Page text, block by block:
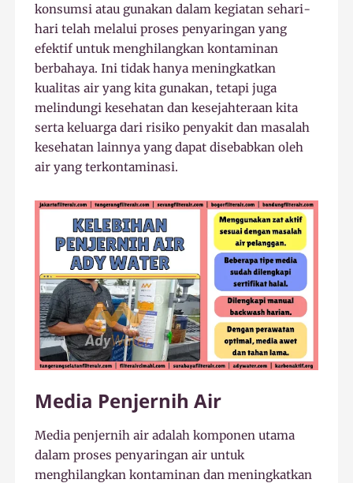
konsumsi atau gunakan dalam kegiatan sehari-
hari telah melalui proses penyaringan yang
efektif untuk menghilangkan kontaminan
berbahaya. Ini tidak hanya meningkatkan
kualitas air yang kita gunakan, tetapi juga
melindungi kesehatan dan kesejahteraan kita
serta keluarga dari risiko penyakit dan masalah
kesehatan lainnya yang dapat disebabkan oleh
air yang terkontaminasi.
Media Penjernih Air
Media penjernih air adalah komponen utama
dalam proses penyaringan air untuk
menghilangkan kontaminan dan meningkatkan